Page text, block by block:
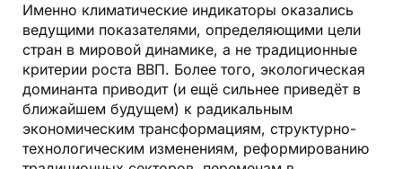
Именно климатические индикаторы оказались
ведущими показателями, определяющими цели
стран в мировой динамике, а не традиционные
критерии роста ВВП. Более того, экологическая
доминанта приводит (и ещё сильнее приведёт в
ближайшем будущем) к радикальным
экономическим трансформациям, структурно-
технологическим изменениям, реформированию